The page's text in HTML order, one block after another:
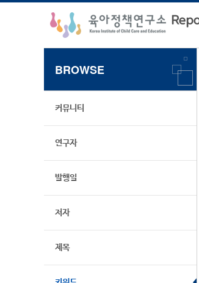
BROWSE
커뮤니티
연구자
발행일
저자
제목